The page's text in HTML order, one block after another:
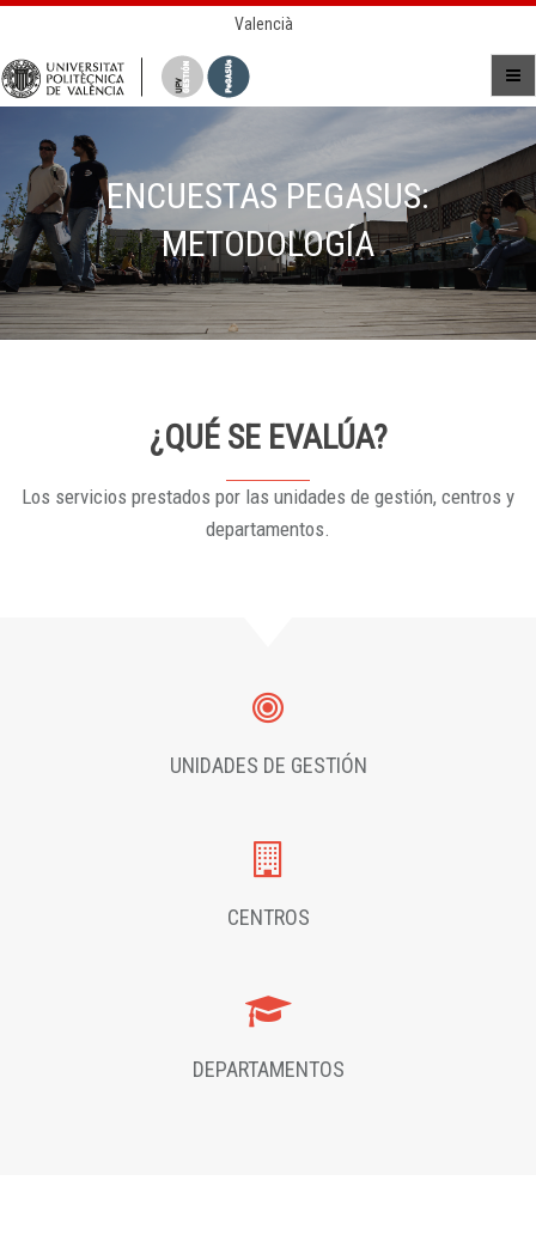
Valencià
ENCUESTAS PEGASUS:
METODOLOGÍA
¿QUÉ SE EVALÚA?
Los servicios prestados por las unidades de gestión, centros y
departamentos.
UNIDADES DE GESTIÓN
CENTROS
DEPARTAMENTOS